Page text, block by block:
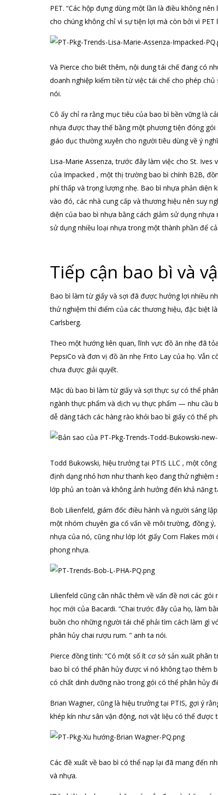
PET. “Các hộp đựng dùng một lần là điều không
cho chúng không chỉ vì sự tiện lợi mà còn bởi vì
Và Pierce cho biết thêm, nội dung tái chế đang có
doanh nghiệp kiếm tiền từ việc tái chế cho phép
nói.
Cô ấy chỉ ra rằng mục tiêu của bao bì bền vững là
nhựa được thay thế bằng một phương tiện đóng gói
giáo dục thường xuyên cho người tiêu dùng về ý
Lisa-Marie Assenza, trước đây làm việc cho St.
của Impacked , một thị trường bao bì chính B2B,
phí thấp và trọng lượng nhẹ. Bao bì nhựa phản diện
vào đó, các nhà cung cấp và thương hiệu nên suy
diện của bao bì nhựa bằng cách giảm sử dụng
sử dụng nhiều loại nhựa trong một thành phần để
Tiếp cận bao bì và
Bao bì làm từ giấy và sợi đã được hưởng lợi nhiều
thử nghiệm thí điểm của các thương hiệu, đặc biệt
Carlsberg.
Theo một hướng liên quan, lĩnh vực đồ ăn nhẹ đã
PepsiCo và đơn vị đồ ăn nhẹ Frito Lay của họ. Vẫn
chưa được giải quyết.
Mặc dù bao bì làm từ giấy và sợi thực sự có thể
ngành thực phẩm và dịch vụ thực phẩm — nhu cầu
dễ dàng tách các hàng rào khỏi bao bì giấy có thể
Todd Bukowski, hiệu trưởng tại PTIS LLC , một
định dạng nhỏ hơn như thanh kẹo đang thử
lớp phủ an toàn và không ảnh hưởng đến khả năng
Bob Lilienfeld, giám đốc điều hành và người sáng
một nhóm chuyên gia cố vấn về môi trường, đồng
nhựa của nó, cũng như lớp lót giấy Corn Flakes
phong nhựa.
Lilienfeld cũng cân nhắc thêm về vấn đề nơi các
học mới của Bacardi. “Chai trước đây của họ, làm
buồn cho những người tái chế phải tìm cách làm gì
phân hủy chai rượu rum. ” anh ta nói.
Pierce đồng tình: “Có một số ít cơ sở sản xuất
bao bì có thể phân hủy được vì nó không tạo thêm
có chất dinh dưỡng nào trong gói có thể phân hủy
Brian Wagner, cũng là hiệu trưởng tại PTIS, gợi ý
khép kín như sân vận động, nơi vật liệu có thể
Các đề xuất về bao bì có thể nạp lại đã mang đến
và nhựa.